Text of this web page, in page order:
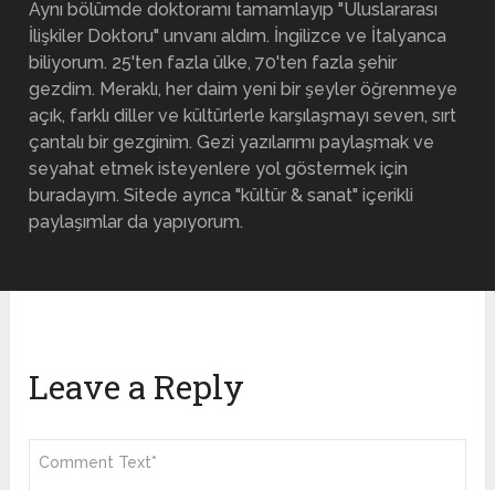
Aynı bölümde doktoramı tamamlayıp "Uluslararası
İlişkiler Doktoru" unvanı aldım. İngilizce ve İtalyanca
biliyorum. 25'ten fazla ülke, 70'ten fazla şehir
gezdim. Meraklı, her daim yeni bir şeyler öğrenmeye
açık, farklı diller ve kültürlerle karşılaşmayı seven, sırt
çantalı bir gezginim. Gezi yazılarımı paylaşmak ve
seyahat etmek isteyenlere yol göstermek için
buradayım. Sitede ayrıca "kültür & sanat" içerikli
paylaşımlar da yapıyorum.
Leave a Reply